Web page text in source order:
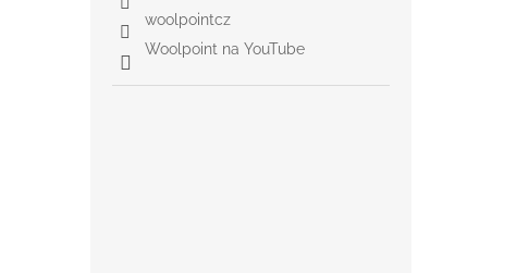
woolpointcz
Woolpoint na YouTube